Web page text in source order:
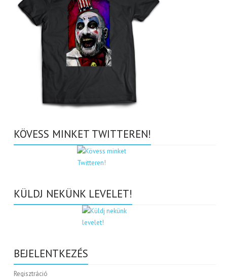
KÖVESS MINKET TWITTEREN!
KÜLDJ NEKÜNK LEVELET!
BEJELENTKEZÉS
Regisztráció